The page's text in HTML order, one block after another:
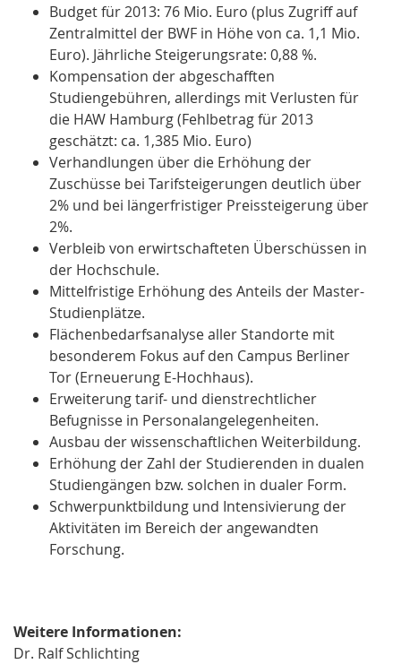
Budget für 2013: 76 Mio. Euro (plus Zugriff auf
Zentralmittel der BWF in Höhe von ca. 1,1 Mio.
Euro). Jährliche Steigerungsrate: 0,88 %.
Kompensation der abgeschafften
Studiengebühren, allerdings mit Verlusten für
die HAW Hamburg (Fehlbetrag für 2013
geschätzt: ca. 1,385 Mio. Euro)
Verhandlungen über die Erhöhung der
Zuschüsse bei Tarifsteigerungen deutlich über
2% und bei längerfristiger Preissteigerung über
2%.
Verbleib von erwirtschafteten Überschüssen in
der Hochschule.
Mittelfristige Erhöhung des Anteils der Master-
Studienplätze.
Flächenbedarfsanalyse aller Standorte mit
besonderem Fokus auf den Campus Berliner
Tor (Erneuerung E-Hochhaus).
Erweiterung tarif- und dienstrechtlicher
Befugnisse in Personalangelegenheiten.
Ausbau der wissenschaftlichen Weiterbildung.
Erhöhung der Zahl der Studierenden in dualen
Studiengängen bzw. solchen in dualer Form.
Schwerpunktbildung und Intensivierung der
Aktivitäten im Bereich der angewandten
Forschung.
Weitere Informationen:
Dr. Ralf Schlichting